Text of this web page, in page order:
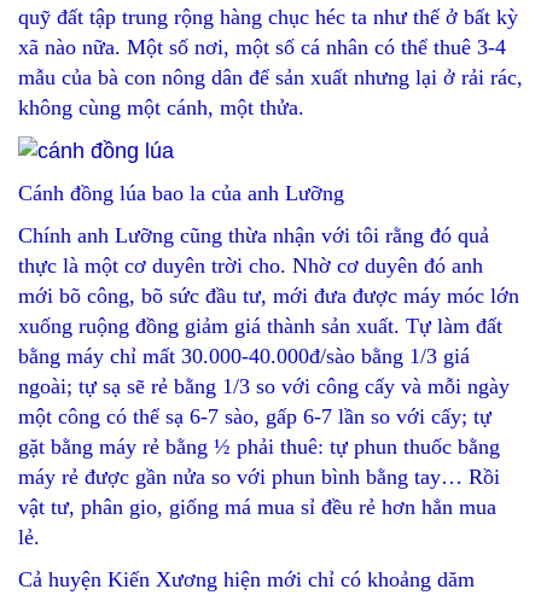
quỹ đất tập trung rộng hàng chục héc ta như thế ở bất kỳ
xã nào nữa. Một số nơi, một số cá nhân có thể thuê 3-4
mẫu của bà con nông dân để sản xuất nhưng lại ở rải rác,
không cùng một cánh, một thửa.
Cánh đồng lúa bao la của anh Lưỡng
Chính anh Lưỡng cũng thừa nhận với tôi rằng đó quả
thực là một cơ duyên trời cho. Nhờ cơ duyên đó anh
mới bõ công, bõ sức đầu tư, mới đưa được máy móc lớn
xuống ruộng đồng giảm giá thành sản xuất. Tự làm đất
bằng máy chỉ mất 30.000-40.000đ/sào bằng 1/3 giá
ngoài; tự sạ sẽ rẻ bằng 1/3 so với công cấy và mỗi ngày
một công có thể sạ 6-7 sào, gấp 6-7 lần so với cấy; tự
gặt bằng máy rẻ bằng ½ phải thuê: tự phun thuốc bằng
máy rẻ được gần nửa so với phun bình bằng tay… Rồi
vật tư, phân gio, giống má mua sỉ đều rẻ hơn hẳn mua
lẻ.
Cả huyện Kiến Xương hiện mới chỉ có khoảng dăm